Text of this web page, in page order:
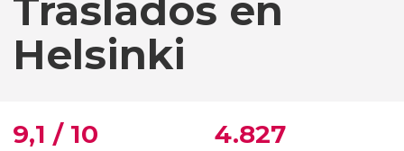
Traslados en
Helsinki
9,1 / 10 4.827